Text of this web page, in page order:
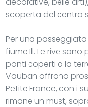
scoperta del centro
Per una
fiume Ill. Le rive
ponti coperti o la
Vauban offrono
Petite France, con i
rimane un must,